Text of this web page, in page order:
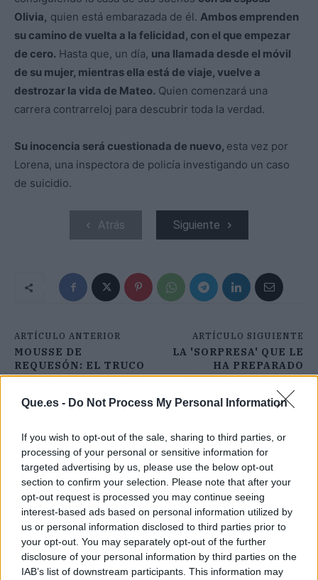
Que.es - Do Not Process My Personal Information
If you wish to opt-out of the sale, sharing to third parties, or
processing of your personal or sensitive information for
targeted advertising by us, please use the below opt-out
section to confirm your selection. Please note that after your
opt-out request is processed you may continue seeing
interest-based ads based on personal information utilized by
us or personal information disclosed to third parties prior to
your opt-out. You may separately opt-out of the further
disclosure of your personal information by third parties on the
IAB’s list of downstream participants. This information may
Olivia, quien está embarazada de él. Ambos emprenden
su camino de vuelta a la felicidad, con el que empezar
de cero. Hasta que, un día, una llamada desde el móvil
de su mujer, mientras ella está de viaje, vuelve a
destrozar la vida de Mateo. Quien comenzará una
carrera contrarreloj para descubrir toda la verdad.
Su inocencia será cuestionada de nuevo, esta vez por
Lorena, una inspectora de policía investigando un caso
de suicidio.
Atrás Siguiente
ARTÍCULO ANTERIOR
MOUSSE DE
REQUESÓN: EL TRUCO
PARA HACERLO Y QUE
ARTÍCULO SIGUIENTE
LA 'SORPRESA' QUE LE
HA PREPARADO
ZIDANE A SIMEONE
PARA EL DERBI